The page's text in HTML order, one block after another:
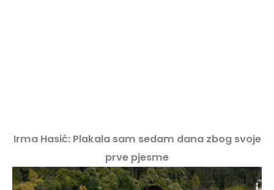
Irma Hasić: Plakala sam sedam dana zbog svoje
prve pjesme